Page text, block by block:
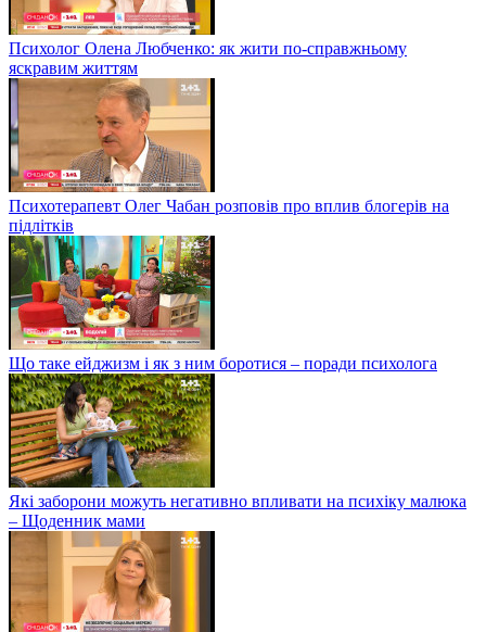
Психолог Олена Любченко: як жити по-справжньому
яскравим життям
Психотерапевт Олег Чабан розповів про вплив блогерів на
підлітків
Що таке ейджизм і як з ним боротися – поради психолога
Які заборони можуть негативно впливати на психіку малюка
– Щоденник мами